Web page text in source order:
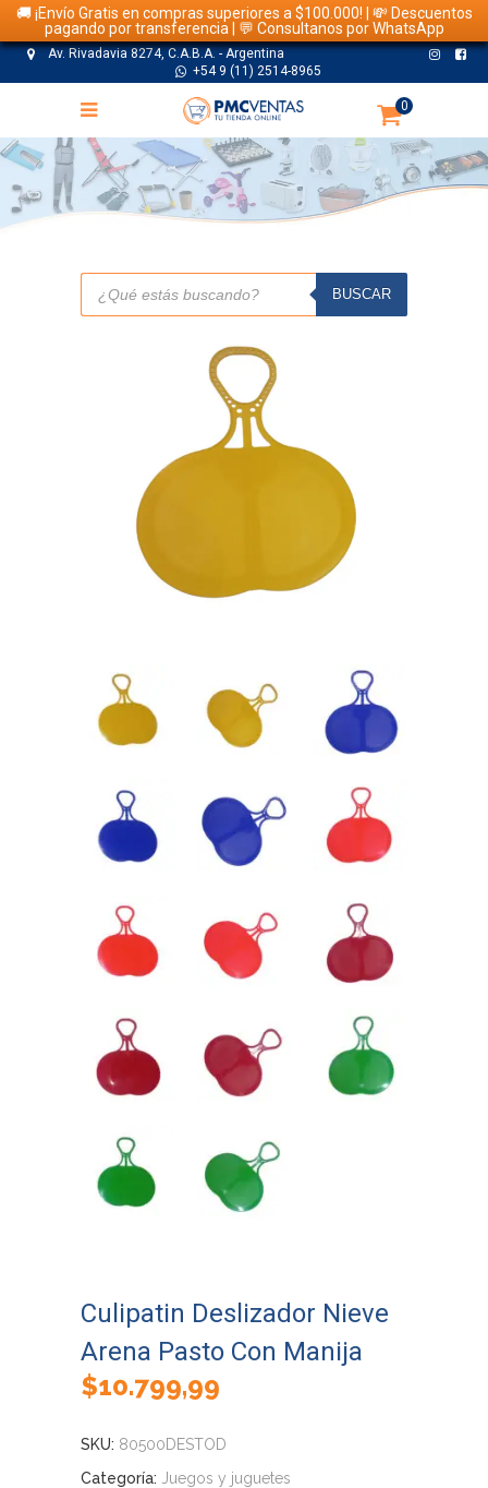
🚚 ¡Envío Gratis en compras superiores a $100.000! | 💸 Descuentos
pagando por transferencia | 💬 Consultanos por WhatsApp
Av. Rivadavia 8274, C.A.B.A. - Argentina
+54 9 (11) 2514-8965
0
TIENDA
Búsqueda
productos
BUSCAR
Culipatin Deslizador Nieve
Arena Pasto Con Manija
$10.799,99
SKU: 80500DESTOD
Categoría: Juegos y juguetes